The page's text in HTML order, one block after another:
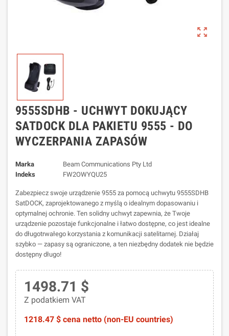
zoom_out_map
9555SDHB - UCHWYT DOKUJĄCY
SATDOCK DLA PAKIETU 9555 - DO
WYCZERPANIA ZAPASÓW
Marka
Beam Communications Pty Ltd
Indeks
FW2OWYQU25
Zabezpiecz swoje urządzenie 9555 za pomocą uchwytu 9555SDHB
SatDOCK, zaprojektowanego z myślą o idealnym dopasowaniu i
optymalnej ochronie. Ten solidny uchwyt zapewnia, że Twoje
urządzenie pozostaje funkcjonalne i łatwo dostępne, co jest idealne
do długotrwałego korzystania z komunikacji satelitarnej. Działaj
szybko — zapasy są ograniczone, a ten niezbędny dodatek nie będzie
dostępny długo!
1498.71 $
Z podatkiem VAT
1218.47 $ cena netto (non-EU countries)